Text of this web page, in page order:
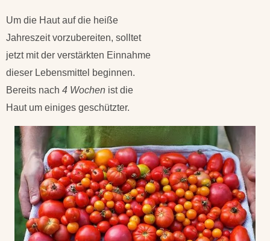
Um die Haut auf die heiße
Jahreszeit vorzubereiten, solltet
jetzt mit der verstärkten Einnahme
dieser Lebensmittel beginnen.
Bereits nach 4 Wochen ist die
Haut um einiges geschützter.